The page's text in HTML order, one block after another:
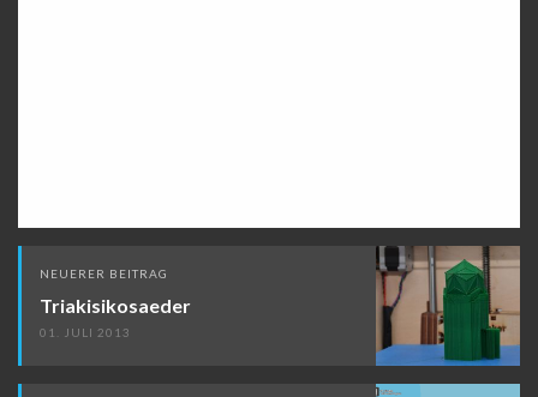
Beitragsnavigation
NEUERER BEITRAG
Triakisikosaeder
01. JULI 2013